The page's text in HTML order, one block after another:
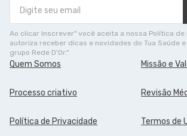
Ao clicar Inscrever" você aceita a nossa Política de
autoriza receber dicas e novidades do Tua Saúde
grupo Rede D'Or."
Quem Somos Missão e
Processo criativo Revisão
Política de Privacidade Termos de